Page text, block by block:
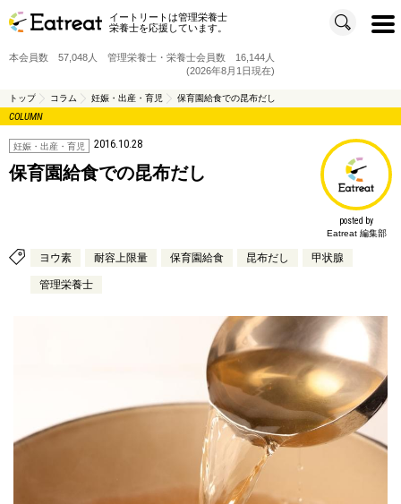
イートリートは管理栄養士
栄養士を応援しています。
t
o
i
a
o
n
本会員数 57,048人 管理栄養士・栄養士会員数 16,144人
(2026年8月1日現在)
トップ コラム 妊娠・出産・育児 保育園給食での昆布だし
COLUMN
妊娠・出産・育児 2016.10.28
保育園給食での昆布だし
posted by
Eatreat 編集部
ヨウ素 耐容上限量 保育園給食 昆布だし 甲状腺
管理栄養士